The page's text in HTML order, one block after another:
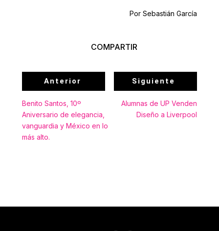
Por Sebastián García
COMPARTIR
Anterior
Benito Santos, 10º
Aniversario de elegancia,
vanguardia y México en lo
más alto.
Siguiente
Alumnas de UP Venden
Diseño a Liverpool